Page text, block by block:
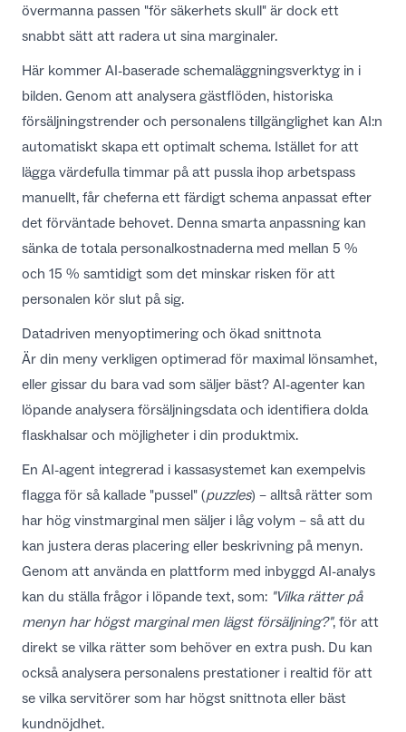
övermanna passen "för säkerhets skull" är dock ett
snabbt sätt att radera ut sina marginaler.
Här kommer AI-baserade schemaläggningsverktyg in i
bilden. Genom att analysera gästflöden, historiska
försäljningstrender och personalens tillgänglighet kan AI:n
automatiskt skapa ett optimalt schema. Istället for att
lägga värdefulla timmar på att pussla ihop arbetspass
manuellt, får cheferna ett färdigt schema anpassat efter
det förväntade behovet. Denna smarta anpassning kan
sänka de totala personalkostnaderna med mellan 5 %
och 15 % samtidigt som det minskar risken för att
personalen kör slut på sig.
Datadriven menyoptimering och ökad snittnota
Är din meny verkligen optimerad för maximal lönsamhet,
eller gissar du bara vad som säljer bäst? AI-agenter kan
löpande analysera försäljningsdata och identifiera dolda
flaskhalsar och möjligheter i din produktmix.
En AI-agent integrerad i kassasystemet kan exempelvis
flagga för så kallade "pussel" (puzzles) – alltså rätter som
har hög vinstmarginal men säljer i låg volym – så att du
kan justera deras placering eller beskrivning på menyn.
Genom att använda en plattform med inbyggd AI-analys
kan du ställa frågor i löpande text, som: "Vilka rätter på
menyn har högst marginal men lägst försäljning?", för att
direkt se vilka rätter som behöver en extra push. Du kan
också analysera personalens prestationer i realtid för att
se vilka servitörer som har högst snittnota eller bäst
kundnöjdhet.